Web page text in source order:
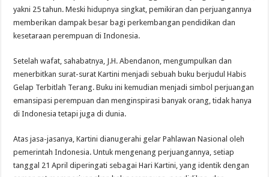
yakni 25 tahun. Meski hidupnya singkat, pemikiran dan perjuangannya
memberikan dampak besar bagi perkembangan pendidikan dan
kesetaraan perempuan di Indonesia.
Setelah wafat, sahabatnya, J.H. Abendanon, mengumpulkan dan
menerbitkan surat-surat Kartini menjadi sebuah buku berjudul Habis
Gelap Terbitlah Terang. Buku ini kemudian menjadi simbol perjuangan
emansipasi perempuan dan menginspirasi banyak orang, tidak hanya
di Indonesia tetapi juga di dunia.
Atas jasa-jasanya, Kartini dianugerahi gelar Pahlawan Nasional oleh
pemerintah Indonesia. Untuk mengenang perjuangannya, setiap
tanggal 21 April diperingati sebagai Hari Kartini, yang identik dengan